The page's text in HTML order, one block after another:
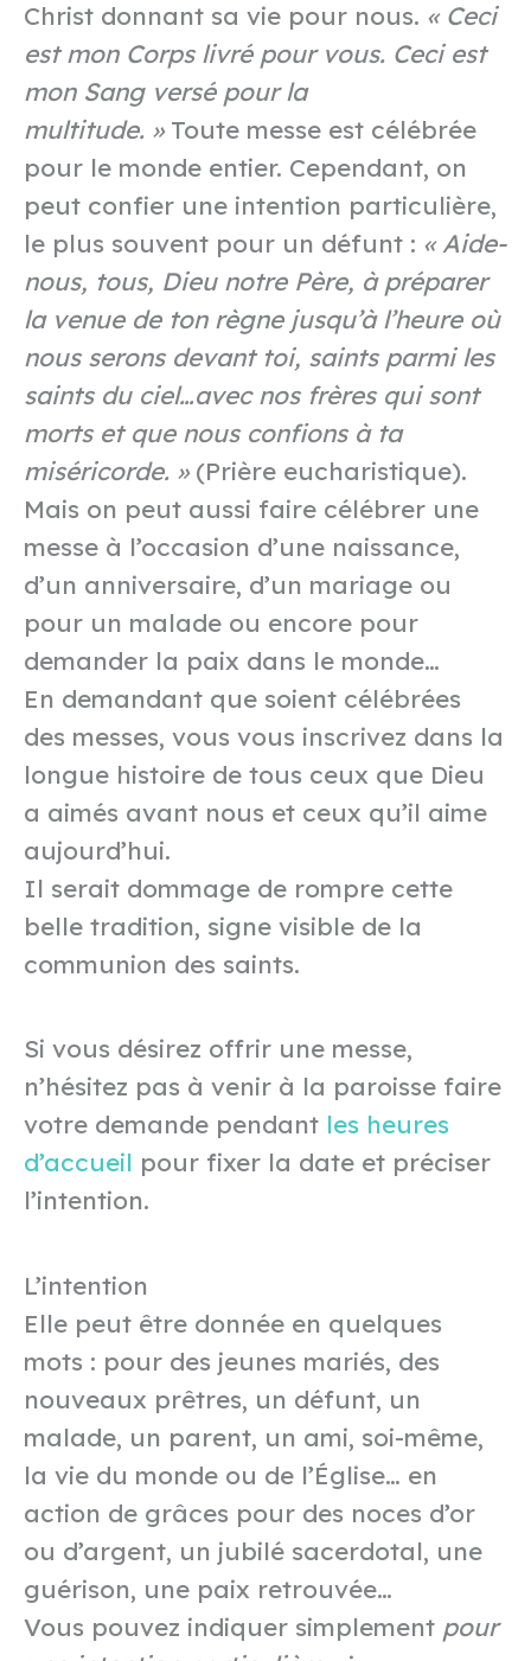
Christ donnant sa vie pour nous. « Ceci
est mon Corps livré pour vous. Ceci est
mon Sang versé pour la
multitude. »Toute messe est célébrée
pour le monde entier. Cependant, on
peut confier une intention particulière,
le plus souvent pour un défunt : « Aide-
nous, tous, Dieu notre Père, à préparer
la venue de ton règne jusqu’à l’heure où
nous serons devant toi, saints parmi les
saints du ciel…avec nos frères qui sont
morts et que nous confions à ta
miséricorde. »(Prière eucharistique).
Mais on peut aussi faire célébrer une
messe à l’occasion d’une naissance,
d’un anniversaire, d’un mariage ou
pour un malade ou encore pour
demander la paix dans le monde…
En demandant que soient célébrées
des messes, vous vous inscrivez dans la
longue histoire de tous ceux que Dieu
a aimés avant nous et ceux qu’il aime
aujourd’hui.
Il serait dommage de rompre cette
belle tradition, signe visible de la
communion des saints.
Si vous désirez offrir une messe,
n’hésitez pas à venir à la paroisse faire
votre demande pendant les heures
d’accueil pour fixer la date et préciser
l’intention.
L’intention
Elle peut être donnée en quelques
mots : pour des jeunes mariés, des
nouveaux prêtres, un défunt, un
malade, un parent, un ami, soi-même,
la vie du monde ou de l’Église… en
action de grâces pour des noces d’or
ou d’argent, un jubilé sacerdotal, une
guérison, une paix retrouvée…
Vous pouvez indiquer simplement pour